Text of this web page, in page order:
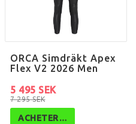
ORCA Simdräkt Apex
Flex V2 2026 Men
7 295 SEK
5 495 SEK
ACHETER…